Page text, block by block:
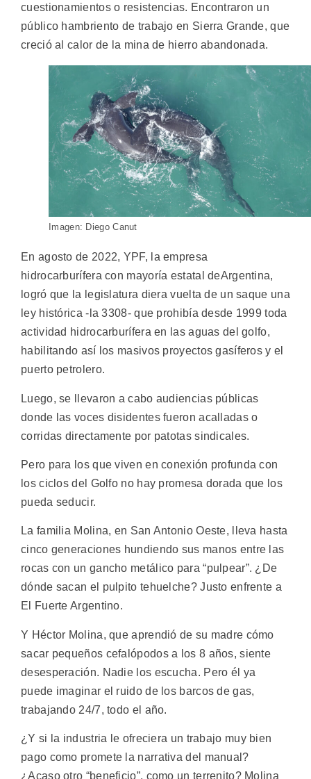
cuestionamientos o resistencias. Encontraron un
público hambriento de trabajo en Sierra Grande, que
creció al calor de la mina de hierro abandonada.
Imagen: Diego Canut
En agosto de 2022, YPF, la empresa
hidrocarburífera con mayoría estatal deArgentina,
logró que la legislatura diera vuelta de un saque una
ley histórica -la 3308- que prohibía desde 1999 toda
actividad hidrocarburífera en las aguas del golfo,
habilitando así los masivos proyectos gasíferos y el
puerto petrolero.
Luego, se llevaron a cabo audiencias públicas
donde las voces disidentes fueron acalladas o
corridas directamente por patotas sindicales.
Pero para los que viven en conexión profunda con
los ciclos del Golfo no hay promesa dorada que los
pueda seducir.
La familia Molina, en San Antonio Oeste, lleva hasta
cinco generaciones hundiendo sus manos entre las
rocas con un gancho metálico para “pulpear”. ¿De
dónde sacan el pulpito tehuelche? Justo enfrente a
El Fuerte Argentino.
Y Héctor Molina, que aprendió de su madre cómo
sacar pequeños cefalópodos a los 8 años, siente
desesperación. Nadie los escucha. Pero él ya
puede imaginar el ruido de los barcos de gas,
trabajando 24/7, todo el año.
¿Y si la industria le ofreciera un trabajo muy bien
pago como promete la narrativa del manual?
¿Acaso otro “beneficio”, como un terrenito? Molina